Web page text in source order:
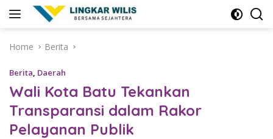
Home
Berita
Berita, Daerah
Wali Kota Batu Tekankan
Transparansi dalam Rakor
Pelayanan Publik